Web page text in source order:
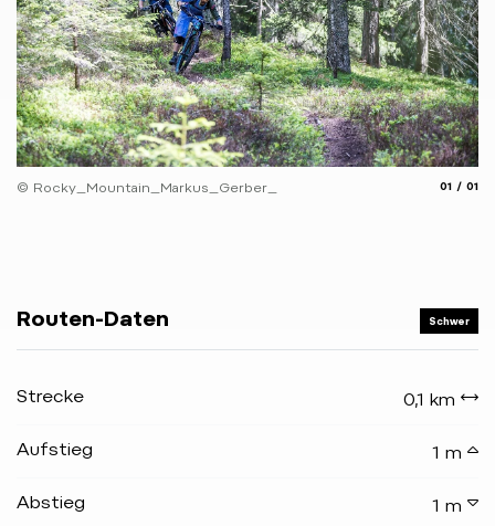
© Rocky_Mountain_Markus_Gerber_ 01 01
Routen-Daten Schwer
Strecke 0,1 km
Aufstieg 1 m
Abstieg 1 m